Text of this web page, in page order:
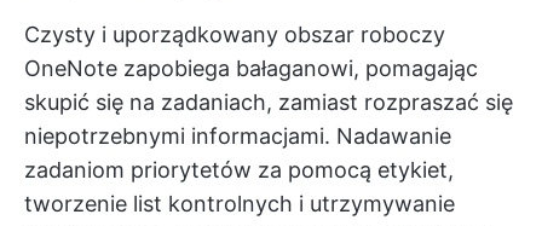
Czysty i uporządkowany obszar roboczy
OneNote zapobiega bałaganowi, pomagając
skupić się na zadaniach, zamiast rozpraszać się
niepotrzebnymi informacjami. Nadawanie
zadaniom priorytetów za pomocą etykiet,
tworzenie list kontrolnych i utrzymywanie